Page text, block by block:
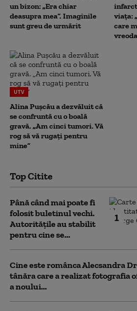
un bizon: „Era chiar
deasupra mea”. Imaginile
sunt greu de urmărit
viața:
care
UTV
Alina Pușcău a dezvăluit că
se confruntă cu o boală
gravă. „Am cinci tumori. Vă
rog să vă rugați pentru
mine”
Top Citite
1
Până când mai poate fi
folosit buletinul vechi.
Autoritățile au stabilit
pentru cine se...
Cine este românca Alecsandra
tânăra care a realizat fotografia
a noului...